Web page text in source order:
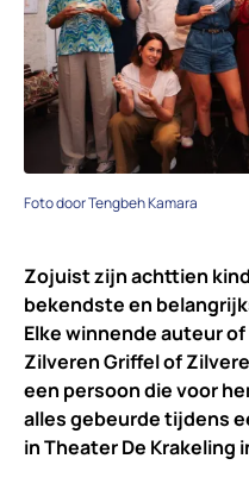
Foto door Tengbeh Kamara
Zojuist zijn achttien
bekendste en
Elke winnende auteur
Zilveren Griffel of
een persoon die voor
alles gebeurde tijdens
in Theater De Krakeling